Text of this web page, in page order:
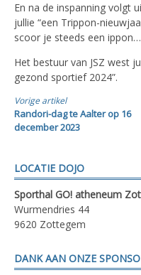
En na de inspanning volgt
jullie “een Trippon-
scoor je steeds een
Het bestuur van JSZ west
gezond sportief 2024”.
Verder
lezen
Vorige artikel
Randori-dag te Aalter op 16
december 2023
LOCATIE DOJO
Sporthal GO! atheneum
Wurmendries 44
9620 Zottegem
DANK AAN ONZE